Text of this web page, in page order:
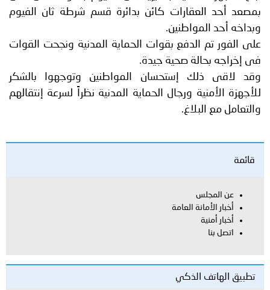
بمصعد أحد العقارات كائن بدائرة قسم شرطة ثان الفيوم
وبداخه أحد المواطنين.
على الفور تم الدفع بقوات الحماية المدنية ونجحت القوات
فى إخراجه بحالة صحية جيدة.
وقد لاقى ذلك إستحسان المواطنين وتوجهوا بالشكر
للأجهزة الأمنية ورجال الحماية المدنية نظراً لسرعة إنتقالهم
والتعامل مع البلاغ.
قائمة
عن المجلس
أخبار الأمانة العامة
أخبار أمنية
اتصل بنا
تطبيق الهاتف الذكي